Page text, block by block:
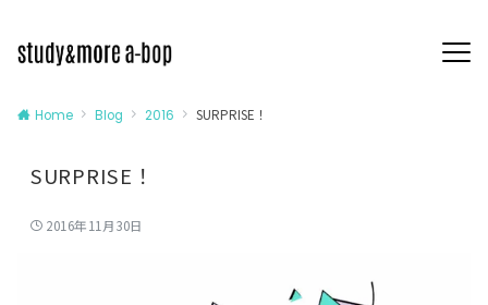
Home Blog 2016 SURPRISE！
SURPRISE！
2016年11月30日